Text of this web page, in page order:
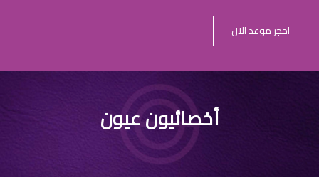
احجز موعد الان
دكتور عيون اطفال شرق
أبها
أخصائيون عيون